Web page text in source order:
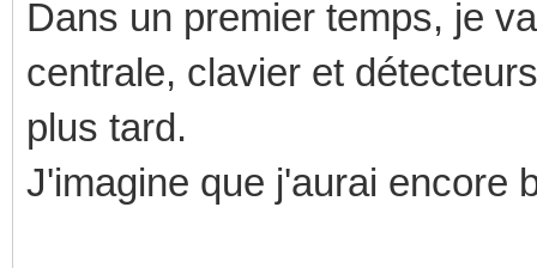
Dans un premier temps, je
centrale, clavier et
plus tard.
J'imagine que j'aurai encore